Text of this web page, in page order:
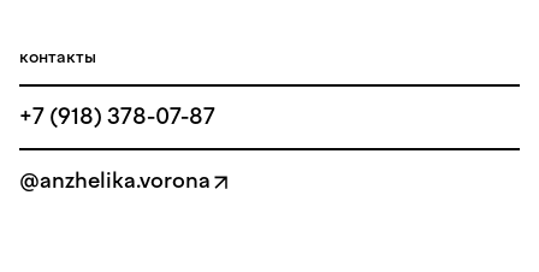
контакты
+7 (918) 378-07-87
@anzhelika.vorona